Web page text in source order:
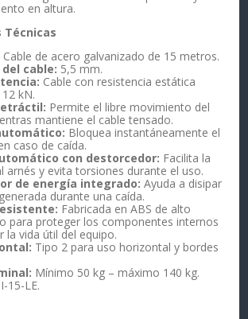
en altura.
Técnicas
Cable de acero galvanizado de 15 metros.
cable: 5,5 mm.
Cable con resistencia estática
kN.
Permite el libre movimiento del
mantiene el cable tensado.
Bloquea instantáneamente el
caso de caída.
con destorcedor: Facilita la
arnés y evita torsiones durante el uso.
de energía integrado: Ayuda a disipar
durante una caída.
Fabricada en ABS de alto
para proteger los componentes internos
la vida útil del equipo.
Tipo 2 para uso horizontal y bordes
Mínimo 50 kg – máximo 140 kg.
15-LE.